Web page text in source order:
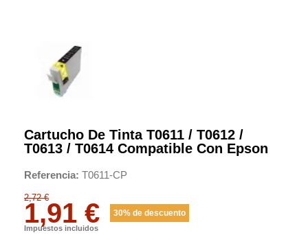
Cartucho De Tinta T0611 / T0612 /
T0613 / T0614 Compatible Con Epson
Referencia T0611-CP
2,72 €
1,91 € 30% de descuento
Impuestos incluidos